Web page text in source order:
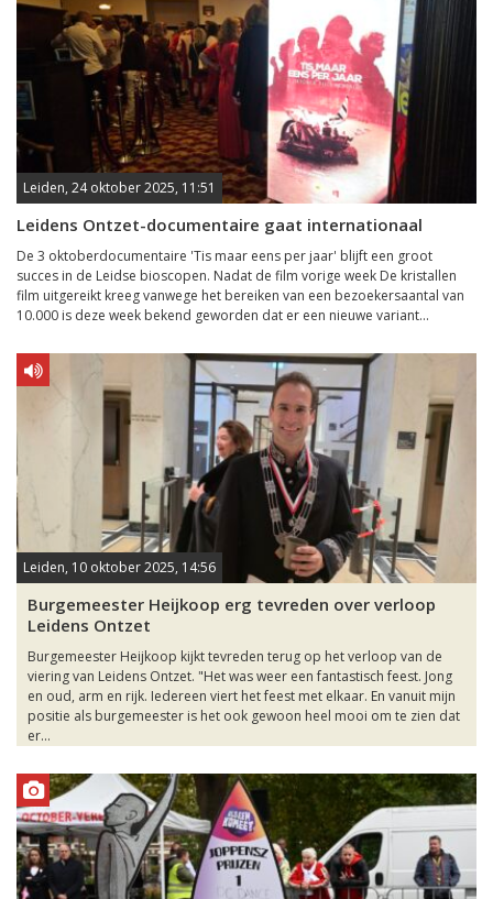
Leiden, 24 oktober 2025, 11:51
Leidens Ontzet-documentaire gaat internationaal
De 3 oktoberdocumentaire 'Tis maar eens per jaar' blijft een groot
succes in de Leidse bioscopen. Nadat de film vorige week De kristallen
film uitgereikt kreeg vanwege het bereiken van een bezoekersaantal van
10.000 is deze week bekend geworden dat er een nieuwe variant...
Leiden, 10 oktober 2025, 14:56
Burgemeester Heijkoop erg tevreden over verloop
Leidens Ontzet
Burgemeester Heijkoop kijkt tevreden terug op het verloop van de
viering van Leidens Ontzet. "Het was weer een fantastisch feest. Jong
en oud, arm en rijk. Iedereen viert het feest met elkaar. En vanuit mijn
positie als burgemeester is het ook gewoon heel mooi om te zien dat
er...